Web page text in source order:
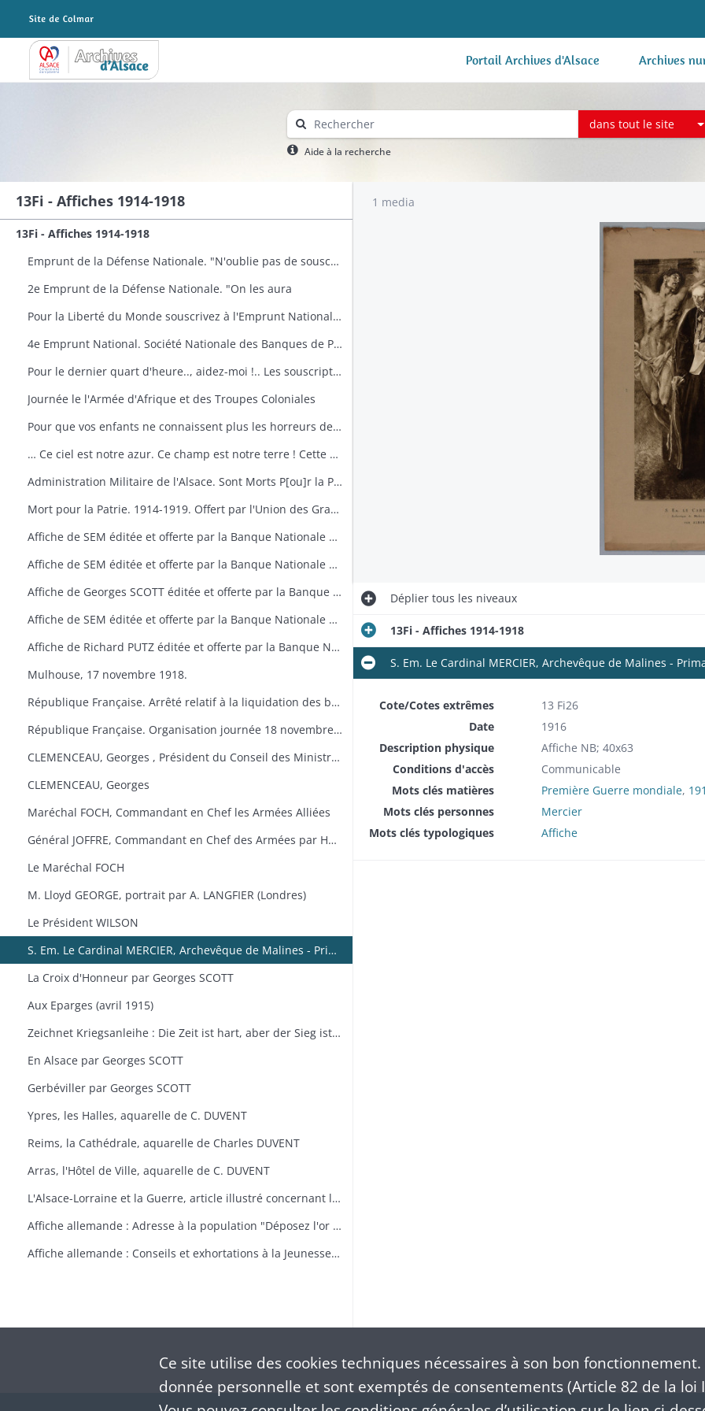
Archives Alsace - Colmar Portail Archives d'Alsace Archives
dans tout le site
Aide à la recherche
13Fi - Affiches 1914-1918
13Fi - Affiches 1914-1918
Emprunt de la Défense Nationale. "N'oublie pas de souscrire… pour la Victoire !... et le retour!" Publié sous les auspices de la Fédération Nationale de la Mutualité Française …[]
2e Emprunt de la Défense Nationale. "On les aura
Pour la Liberté du Monde souscrivez à l'Emprunt National à la Banque Nationale de Crédit.
4e Emprunt National. Société Nationale des Banques de Province. Paris.
Pour le dernier quart d'heure.., aidez-moi !.. Les souscriptions à l'Emprunt National sont reçues à la Banque Nationale de Crédit.
Journée le l'Armée d'Afrique et des Troupes Coloniales
Pour que vos enfants ne connaissent plus les horreurs de la guerre. Souscrivez à l'Emprunt National. Société Générale.
… Ce ciel est notre azur. Ce champ est notre terre ! Cette Lorraine et cette Alsace, c'est à Nous ! Victor Hugo. Don de Madame WALTZ
Administration Militaire de l'Alsace. Sont Morts P[ou]r la Patrie tombés au Champ d'Honneur. Souvenir offert par "Qui vive ? Quand même ! France" La conférence au Village.
Mort pour la Patrie. 1914-1919. Offert par l'Union des Grandes Associations Françaises à toutes les Familles des Soldats Morts pour la France.
Affiche de SEM éditée et offerte par la Banque Nationale de Crédit à l'occasion du 2e Emprunt National. (octobre 1916)
Affiche de SEM éditée et offerte par la Banque Nationale de Crédit à l'occasion du 3e Emprunt National. (novembre 1917)
Affiche de Georges SCOTT éditée et offerte par la Banque Nationale de Crédit à l'occasion du 3e Emprunt National. (novembre 1917)
Affiche de SEM éditée et offerte par la Banque Nationale de Crédit à l'occasion de l'Emprunt National. (octobre 1918)
Affiche de Richard PUTZ éditée et offerte par la Banque Nationale de Crédit à l'occasion de l'Emprunt National. (octobre 1918)
Mulhouse, 17 novembre 1918.
République Française. Arrêté relatif à la liquidation des biens et intérêts ennemis placés sous sequestre en Alsace et en Lorraine. Strasbourg, le 17 avril 1919.
République Française. Organisation journée 18 novembre 1918 à Colmar
CLEMENCEAU, Georges , Président du Conseil des Ministres, Ministre de la Guerre Français. (Portrait)
CLEMENCEAU, Georges
Maréchal FOCH, Commandant en Chef les Armées Alliées
Général JOFFRE, Commandant en Chef des Armées par Henry JACQUIER
Le Maréchal FOCH
M. Lloyd GEORGE, portrait par A. LANGFIER (Londres)
Le Président WILSON
S. Em. Le Cardinal MERCIER, Archevêque de Malines - Primat de Belgique par Albert BESNARD
La Croix d'Honneur par Georges SCOTT
Aux Eparges (avril 1915)
Zeichnet Kriegsanleihe : Die Zeit ist hart, aber der Sieg ist sicher
En Alsace par Georges SCOTT
Gerbéviller par Georges SCOTT
Ypres, les Halles, aquarelle de C. DUVENT
Reims, la Cathédrale, aquarelle de Charles DUVENT
Arras, l'Hôtel de Ville, aquarelle de C. DUVENT
L'Alsace-Lorraine et la Guerre, article illustré concernant la guerre
Affiche allemande : Adresse à la population "Déposez l'or à la Reichsbank ! Evitez de payer en espèces
Affiche allemande : Conseils et exhortations à la Jeunesse par le Service de la guerre à Strasbourg concernant la participation de la jeunesse dans l'industrie et l'agriculture.
1 media
Dépliertous les niveaux
13Fi - Affiches 1914-1918
S. Em. Le Cardinal MERCIER, Archevêque de Malines -
Cote/Cotes extrêmes
13 Fi26
Date
1916
Description physique
Affiche NB; 40x63
Conditions d'accès
Communicable
Mots clés matières
Première Guerre mondiale,
Mots clés personnes
Mercier
Mots clés typologiques
Affiche
Ce site utilise des cookiestechniques nécessaires à son bon
donnée personnelle et sont exemptés de consentements (Article 82 de la